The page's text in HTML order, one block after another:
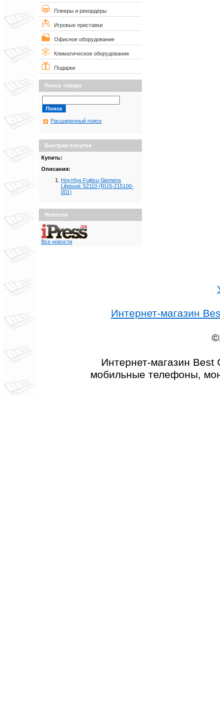
Плееры и рекордеры
Игровые приставки
Офисное оборудование
Климатическое оборудование
Подарки
Поиск товара
Расширенный поиск
Быстрая покупка
Купить:
Описания:
Ноутбук Fujitsu-Siemens
Lifebook S2110 (RUS-215100-
001)
Новости
Все новости
Интернет-магазин
Интернет-магазин Best
мобильные телефоны,